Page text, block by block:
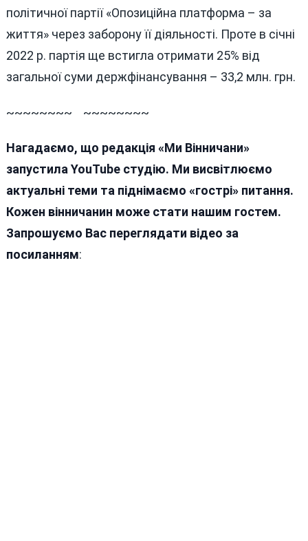
політичної партії «Опозиційна платформа – за
життя» через заборону її діяльності. Проте в січні
2022 р. партія ще встигла отримати 25% від
загальної суми держфінансування – 33,2 млн. грн.
~~~~~~~~ ~~~~~~~~
Нагадаємо, що редакція «Ми Вінничани»
запустила YouTube студію. Ми висвітлюємо
актуальні теми та піднімаємо «гострі» питання.
Кожен вінничанин може стати нашим гостем.
Запрошуємо Вас переглядати відео за
посиланням: